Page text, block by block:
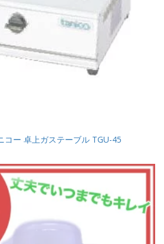
コー 卓上ガステーブル TGU-45